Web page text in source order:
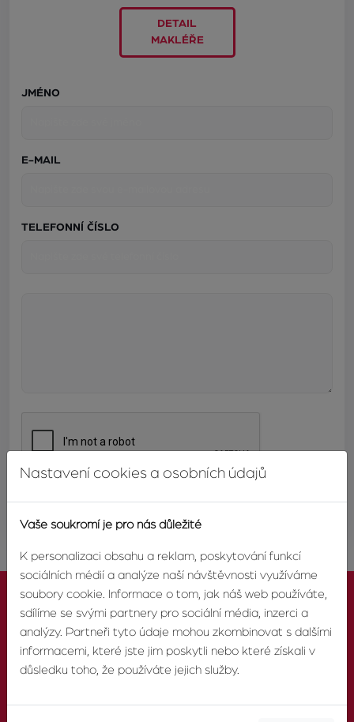
DETAIL
MAKLÉŘE
JMÉNO
E-MAIL
TELEFONNÍ ČÍSLO
KONTAKTUJTE NÁS
Nastavení cookies a osobních údajů
Vaše soukromí je pro nás důležité
K personalizaci obsahu a reklam, poskytování funkcí
sociálních médií a analýze naší návštěvnosti využíváme
soubory cookie. Informace o tom, jak náš web používáte,
sdílíme se svými partnery pro sociální média, inzerci a
analýzy. Partneři tyto údaje mohou zkombinovat s dalšími
informacemi, které jste jim poskytli nebo které získali v
důsledku toho, že používáte jejich služby.